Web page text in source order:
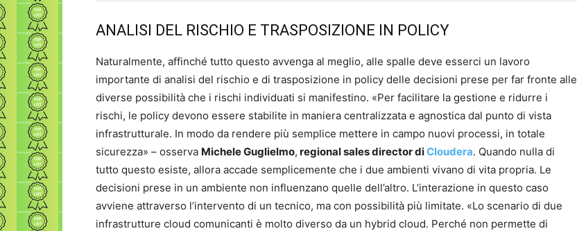
ANALISI DEL RISCHIO E TRASPOSIZIONE IN POLICY
Naturalmente, affinché tutto questo avvenga al meglio, alle spalle deve esserci un lavoro
importante di analisi del rischio e di trasposizione in policy delle decisioni prese per far fronte alle
diverse possibilità che i rischi individuati si manifestino. «Per facilitare la gestione e ridurre i
rischi, le policy devono essere stabilite in maniera centralizzata e agnostica dal punto di vista
infrastrutturale. In modo da rendere più semplice mettere in campo nuovi processi, in totale
sicurezza» – osserva Michele Guglielmo, regional sales director diCloudera. Quando nulla di
tutto questo esiste, allora accade semplicemente che i due ambienti vivano di vita propria. Le
decisioni prese in un ambiente non influenzano quelle dell’altro. L’interazione in questo caso
avviene attraverso l’intervento di un tecnico, ma con possibilità più limitate. «Lo scenario di due
infrastrutture cloud comunicanti è molto diverso da un hybrid cloud. Perché non permette di